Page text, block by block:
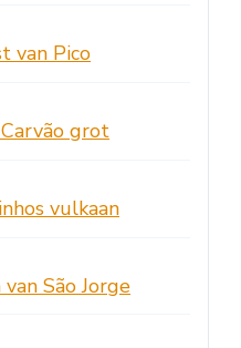
van Pico
grot
vulkaan
São Jorge